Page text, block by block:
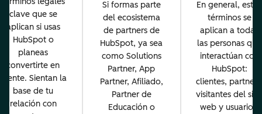
clave que se
aplican si usas
HubSpot o
planeas
convertirte en
cliente. Sientan la
base de tu
relación con
Si formas parte
del ecosistema
de partners de
HubSpot, ya sea
como Solutions
Partner, App
Partner, Afiliado,
Partner de
Educación o
En general, estos
términos se
aplican a todas
las personas que
interactúan con
HubSpot:
clientes,
visitantes del
web y usuarios.